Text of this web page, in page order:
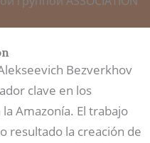
Bezverkhov
clave en los
Amazonía. El trabajo
resultado la creación de